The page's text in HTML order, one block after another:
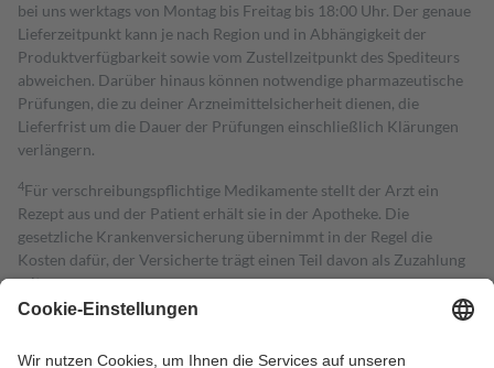
bei uns werktags von Montag bis Freitag bis 18:00 Uhr. Der genaue
Lieferzeitpunkt kann je nach Region und in Abhängigkeit der
Produktverfügbarkeit sowie vom Zustellzeitpunkt des Spediteurs
abweichen. Darüber hinaus können notwendige pharmazeutische
Prüfungen, die zu deiner Arzneimittelsicherheit dienen, die
Lieferfrist um die Dauer der Prüfungen einschließlich Klärungen
verlängern.
4Für verschreibungspflichtige Medikamente stellt der Arzt ein
Rezept aus und der Patient erhält sie in der Apotheke. Die
gesetzliche Krankenversicherung übernimmt in der Regel die
Kosten dafür, der Versicherte trägt einen Teil davon als Zuzahlung
mit.
Grundsätzlich leisten Mitglieder Zuzahlungen in Höhe von zehn
höchstens zehn Euro.
Es sind jedoch nie mehr als die tatsächlichen